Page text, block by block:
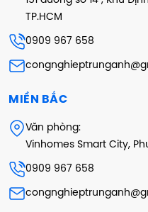
TP.HCM
0909 967 658
MIỀN BẮC
Văn phòng:
Vinhomes Smart City,
0909 967 658